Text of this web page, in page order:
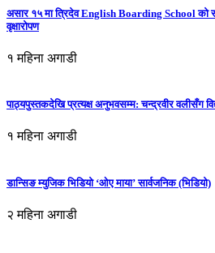
असार १५ मा त्रिदेव English Boarding School को
वृक्षारोपण
१ महिना अगाडी
पाठ्यपुस्तकदेखि प्रत्यक्ष अनुभवसम्म: चन्द्रवीर वलीसँग
१ महिना अगाडी
डान्सिङ म्युजिक भिडियो ‘ओए माया’ सार्वजनिक (भिडियो)
२ महिना अगाडी